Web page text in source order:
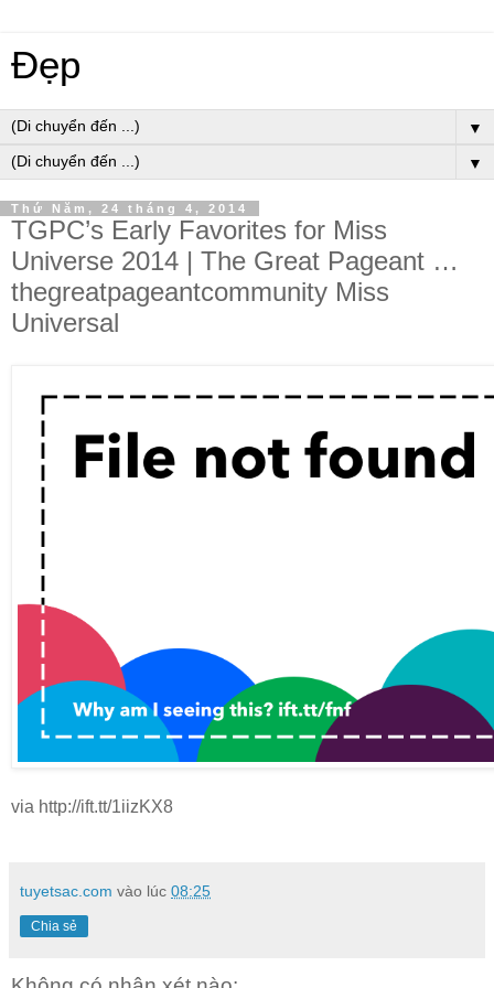
Đẹp
▼
▼
Thứ Năm, 24 tháng 4, 2014
TGPC’s Early Favorites for Miss
Universe 2014 | The Great Pageant …
thegreatpageantcommunity Miss
Universal
via http://ift.tt/1iizKX8
tuyetsac.com vào lúc 08:25
Chia sẻ